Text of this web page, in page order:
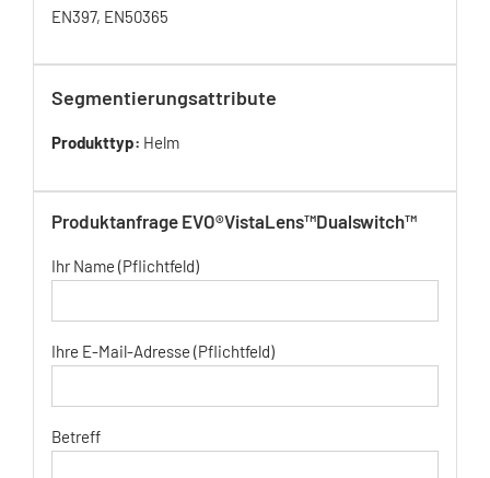
EN397, EN50365
Segmentierungsattribute
Produkttyp: Helm
Produktanfrage EVO®VistaLens™Dualswitch™
Ihr Name (Pflichtfeld)
Ihre E-Mail-Adresse (Pflichtfeld)
Betreff